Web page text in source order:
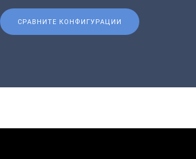
СРАВНИТЕ КОНФИГУРАЦИИ